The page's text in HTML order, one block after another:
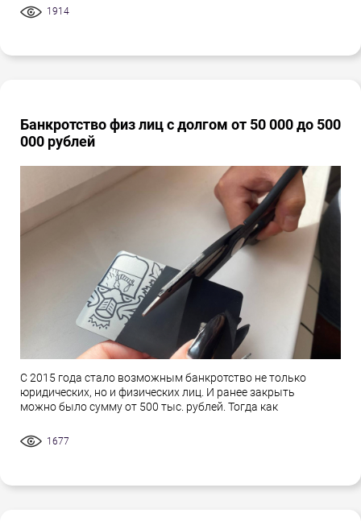
1914
Банкротство физ лиц с долгом от 50 000 до 500
000 рублей
С 2015 года стало возможным банкротство не только
юридических, но и физических лиц. И ранее закрыть
можно было сумму от 500 тыс. рублей. Тогда как
1677